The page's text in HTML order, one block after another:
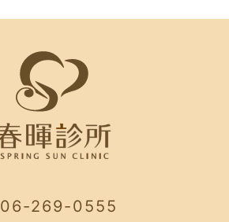
‭06-269-0555